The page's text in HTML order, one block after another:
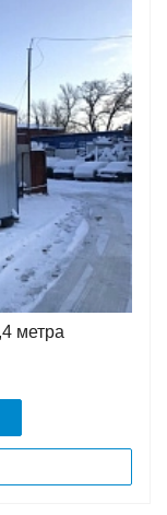
метра